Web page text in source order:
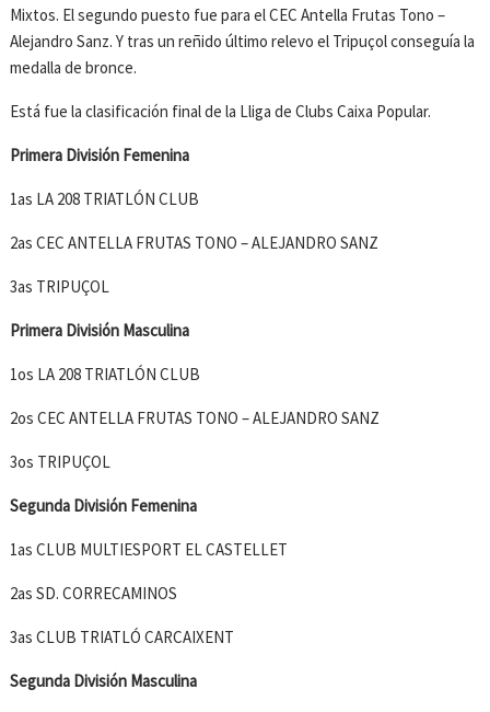
Mixtos. El segundo puesto fue para el CEC Antella Frutas Tono –
Alejandro Sanz. Y tras un reñido último relevo el Tripuçol conseguía la
medalla de bronce.
Está fue la clasificación final de la Lliga de Clubs Caixa Popular.
Primera División Femenina
1as LA 208 TRIATLÓN CLUB
2as CEC ANTELLA FRUTAS TONO – ALEJANDRO SANZ
3as TRIPUÇOL
Primera División Masculina
1os LA 208 TRIATLÓN CLUB
2os CEC ANTELLA FRUTAS TONO – ALEJANDRO SANZ
3os TRIPUÇOL
Segunda División Femenina
1as CLUB MULTIESPORT EL CASTELLET
2as SD. CORRECAMINOS
3as CLUB TRIATLÓ CARCAIXENT
Segunda División Masculina